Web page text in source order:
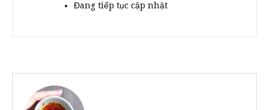
Đang tiếp tục cập nhật